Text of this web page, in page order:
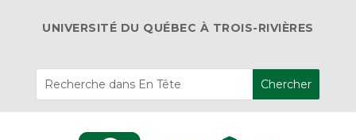
UNIVERSITÉ DU QUÉBEC À TROIS-RIVIÈRES